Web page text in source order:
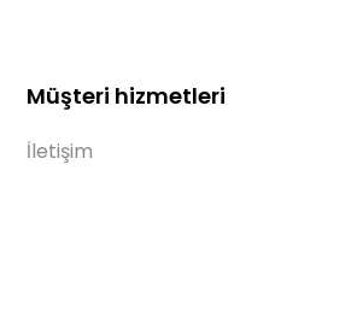
Müşteri hizmetleri
İletişim